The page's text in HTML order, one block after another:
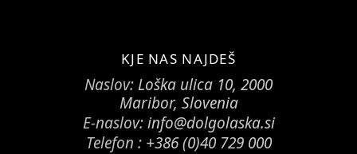
KJE NAS NAJDEŠ
Naslov:Loška ulica 10, 2000
Maribor, Slovenia
E-naslov:info@dolgolaska.si
Telefon : +386 (0)40 729 000